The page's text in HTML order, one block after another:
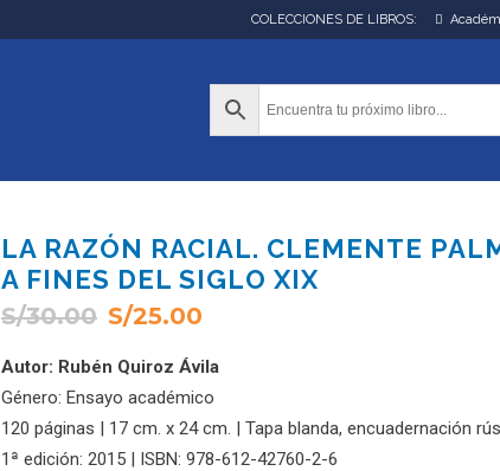
COLECCIONES DE LIBROS:
LA RAZÓN RACIAL. CLEMENTE
A FINES DEL SIGLO XIX
S/30.00 S/25.00
Autor: Rubén Quiroz Ávila
Género: Ensayo académico
120 páginas | 17 cm. x 24 cm. | Tapa blanda, encuadernación
1ª edición: 2015 | ISBN: 978-612-42760-2-6